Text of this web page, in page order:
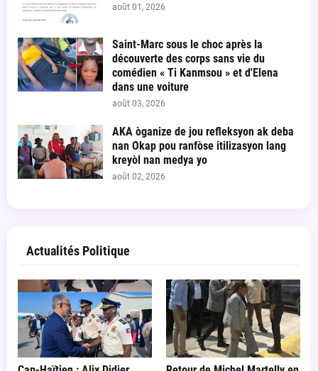
août 01, 2026
Saint-Marc sous le choc après la
découverte des corps sans vie du
comédien « Ti Kanmsou » et d'Elena
dans une voiture
août 03, 2026
AKA òganize de jou refleksyon ak deba
nan Okap pou ranfòse itilizasyon lang
kreyòl nan medya yo
août 02, 2026
Actualités Politique